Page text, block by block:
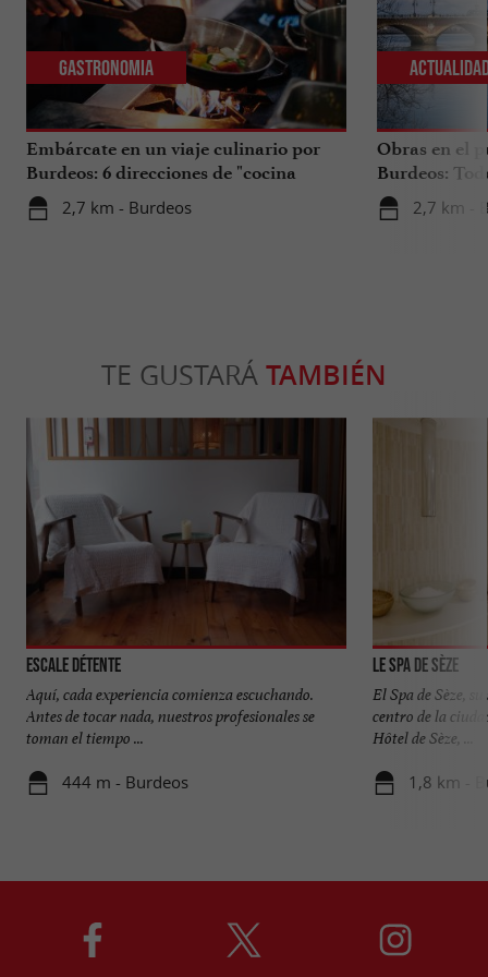
Embárcate en un viaje culinario por
Burdeos: 6 direcciones de "cocina
internacional"
2,7 km - Burdeos
Gastronomia
Obras en el
Burdeos:
tus viajes en
2,7 km -
TE GUSTARÁ TAMBIÉN
Escale Détente
Aquí, cada experiencia comienza escuchando.
Antes de tocar nada, nuestros profesionales se
toman el tiempo ...
444 m - Burdeos
Le Spa de Sèze
El Spa de Sèze,
centro de la
Hôtel de Sèze, ...
1,8 km -